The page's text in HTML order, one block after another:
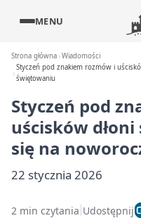
MENU
Strona główna Wiadomości
Styczeń pod znakiem rozmów i
świętowaniu
Styczeń pod
uścisków
się na
22 stycznia 2026
2 min czytania Udostępnij